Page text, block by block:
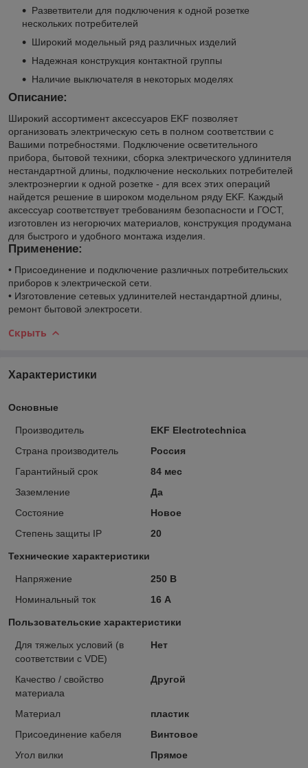
Разветвители для подключения к одной розетке
нескольких потребителей
Широкий модельный ряд различных изделий
Надежная конструкция контактной группы
Наличие выключателя в некоторых моделях
Описание:
Широкий ассортимент аксессуаров EKF позволяет
организовать электрическую сеть в полном соответствии с
Вашими потребностями. Подключение осветительного
прибора, бытовой техники, сборка электрического удлинителя
нестандартной длины, подключение нескольких потребителей
электроэнергии к одной розетке - для всех этих операций
найдется решение в широком модельном ряду EKF. Каждый
аксессуар соответствует требованиям безопасности и ГОСТ,
изготовлен из негорючих материалов, конструкция продумана
для быстрого и удобного монтажа изделия.
Применение:
• Присоединение и подключение различных потребительских
приборов к электрической сети.
• Изготовление сетевых удлинителей нестандартной длины,
ремонт бытовой электросети.
Скрыть
Характеристики
Основные
Производитель
EKF Electrotechnica
Страна производитель
Россия
Гарантийный срок
84 мес
Заземление
Да
Состояние
Новое
Степень защиты IP
20
Технические характеристики
Напряжение
250 В
Номинальный ток
16 А
Пользовательские характеристики
Для тяжелых условий (в
соответствии с VDE)
Нет
Качество / свойство
материала
Другой
Материал
пластик
Присоединение кабеля
Винтовое
Угол вилки
Прямое